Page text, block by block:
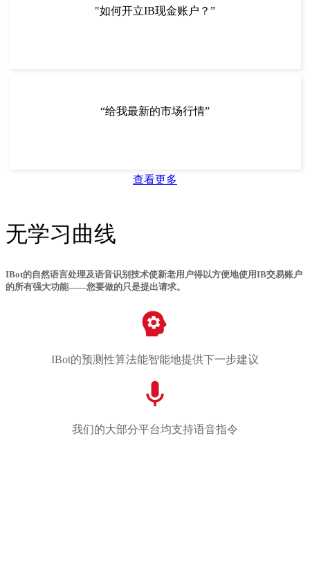
"如何开立IB现金账户？”
“给我最新的市场行情”
查看更多
无学习曲线
IBot的自然语言处理及语音识别技术使新老用户得以方便地使用IB交易账户
的所有强大功能——您要做的只是提出请求。
IBot的预测性算法能智能地提供下一步建议
我们的大部分平台均支持语音指令